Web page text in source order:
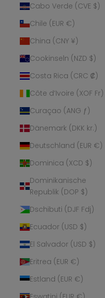
Cabo Verde (CVE $)
Chile (EUR €)
China (CNY ¥)
Cookinseln (NZD $)
Costa Rica (CRC ₡)
Côte d’Ivoire (XOF Fr)
Curaçao (ANG ƒ)
Dänemark (DKK kr.)
Deutschland (EUR €)
Dominica (XCD $)
Dominikanische
Republik (DOP $)
Dschibuti (DJF Fdj)
Ecuador (USD $)
El Salvador (USD $)
Eritrea (EUR €)
Estland (EUR €)